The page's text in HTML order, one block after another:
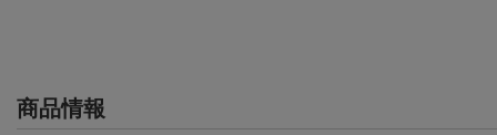
商品情報